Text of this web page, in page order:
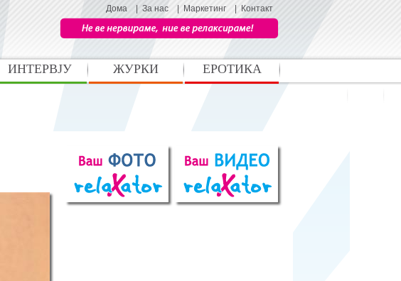
Дома За нас Маркетинг Контакт
ИНТЕРВЈУ ЖУРКИ ЕРОТИКА